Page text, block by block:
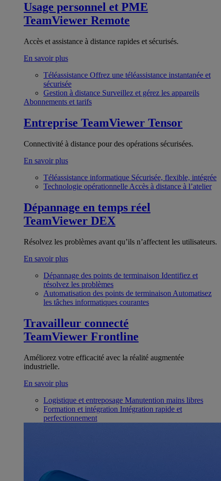
Usage personnel et PME
TeamViewer Remote
Accès et assistance à distance rapides et sécurisés.
En savoir plus
Téléassistance Offrez une téléassistance instantanée et
sécurisée
Gestion à distance Surveillez et gérez les appareils
Abonnements et tarifs
Entreprise TeamViewer Tensor
Connectivité à distance pour des opérations sécurisées.
En savoir plus
Téléassistance informatique Sécurisée, flexible, intégrée
Technologie opérationnelle Accès à distance à l’atelier
Dépannage en temps réel
TeamViewer DEX
Résolvez les problèmes avant qu’ils n’affectent les utilisateurs.
En savoir plus
Dépannage des points de terminaison Identifiez et
résolvez les problèmes
Automatisation des points de terminaison Automatisez
les tâches informatiques courantes
Travailleur connecté
TeamViewer Frontline
Améliorez votre efficacité avec la réalité augmentée
industrielle.
En savoir plus
Logistique et entreposage Manutention mains libres
Formation et intégration Intégration rapide et
perfectionnement